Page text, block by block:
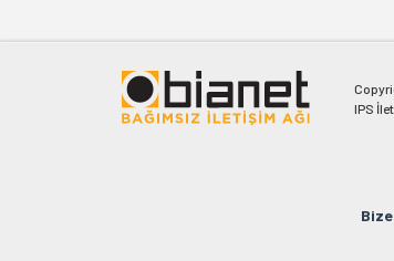
IPS
Bize